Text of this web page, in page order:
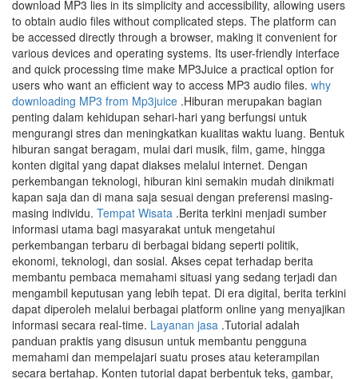
download MP3 lies in its simplicity and accessibility, allowing users
to obtain audio files without complicated steps. The platform can
be accessed directly through a browser, making it convenient for
various devices and operating systems. Its user-friendly interface
and quick processing time make MP3Juice a practical option for
users who want an efficient way to access MP3 audio files. why
downloading MP3 from Mp3juice .Hiburan merupakan bagian
penting dalam kehidupan sehari-hari yang berfungsi untuk
mengurangi stres dan meningkatkan kualitas waktu luang. Bentuk
hiburan sangat beragam, mulai dari musik, film, game, hingga
konten digital yang dapat diakses melalui internet. Dengan
perkembangan teknologi, hiburan kini semakin mudah dinikmati
kapan saja dan di mana saja sesuai dengan preferensi masing-
masing individu. Tempat Wisata .Berita terkini menjadi sumber
informasi utama bagi masyarakat untuk mengetahui
perkembangan terbaru di berbagai bidang seperti politik,
ekonomi, teknologi, dan sosial. Akses cepat terhadap berita
membantu pembaca memahami situasi yang sedang terjadi dan
mengambil keputusan yang lebih tepat. Di era digital, berita terkini
dapat diperoleh melalui berbagai platform online yang menyajikan
informasi secara real-time. Layanan jasa .Tutorial adalah
panduan praktis yang disusun untuk membantu pengguna
memahami dan mempelajari suatu proses atau keterampilan
secara bertahap. Konten tutorial dapat berbentuk teks, gambar,